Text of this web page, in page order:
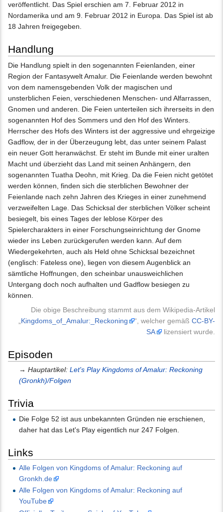
veröffentlicht. Das Spiel erschien am 7. Februar 2012 in
Nordamerika und am 9. Februar 2012 in Europa. Das Spiel ist ab
18 Jahren freigegeben.
Handlung
Die Handlung spielt in den sogenannten Feienlanden, einer
Region der Fantasywelt Amalur. Die Feienlande werden bewohnt
von dem namensgebenden Volk der magischen und
unsterblichen Feien, verschiedenen Menschen- und Alfarrassen,
Gnomen und anderen. Die Feien unterteilen sich ihrerseits in den
sogenannten Hof des Sommers und den Hof des Winters.
Herrscher des Hofs des Winters ist der aggressive und ehrgeizige
Gadflow, der in der Überzeugung lebt, das unter seinem Palast
ein neuer Gott heranwächst. Er steht im Bunde mit einer uralten
Macht und überzieht das Land mit seinen Anhängern, den
sogenannten Tuatha Deohn, mit Krieg. Da die Feien nicht getötet
werden können, finden sich die sterblichen Bewohner der
Feienlande nach zehn Jahren des Krieges in einer zunehmend
verzweifelten Lage. Das Schicksal der sterblichen Völker scheint
besiegelt, bis eines Tages der leblose Körper des
Spielercharakters in einer Forschungseinrichtung der Gnome
wieder ins Leben zurückgerufen werden kann. Auf dem
Wiedergekehrten, auch als Held ohne Schicksal bezeichnet
(englisch: Fateless one), liegen von diesem Augenblick an
sämtliche Hoffnungen, den scheinbar unausweichlichen
Untergang doch noch aufhalten und Gadflow besiegen zu
können.
Die obige Beschreibung stammt aus dem Wikipedia-Artikel
Kingdoms_of_Amalur:_Reckoning “, welcher gemäß CC-BY-
SA
lizensiert wurde.
Episoden
→Hauptartikel:Let's Play Kingdoms of Amalur: Reckoning
(Gronkh)/Folgen
Trivia
Die Folge 52 ist aus unbekannten Gründen nie erschienen,
daher hat das Let's Play eigentlich nur 247 Folgen.
Links
Alle Folgen von Kingdoms of Amalur: Reckoning auf
Gronkh.de
Alle Folgen von Kingdoms of Amalur: Reckoning auf
YouTube